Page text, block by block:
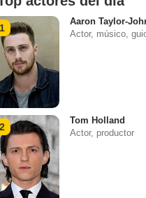
1
Aaron Taylor-
Actor, músico,
2
Tom Holland
Actor, productor